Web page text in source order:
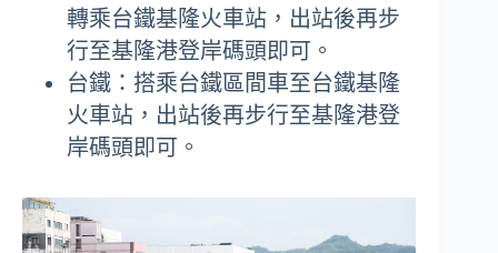
轉乘台鐵基隆火車站，出站後再步
行至基隆港登岸碼頭即可。
台鐵：搭乘台鐵區間車至台鐵基隆
火車站，出站後再步行至基隆港登
岸碼頭即可。